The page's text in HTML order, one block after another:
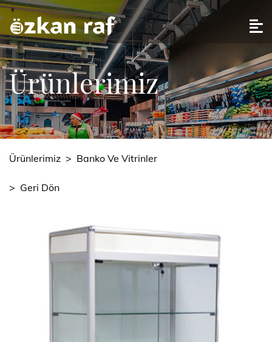
Ürünlerimiz
Ürünlerimiz > Banko Ve Vitrinler
> Geri Dön